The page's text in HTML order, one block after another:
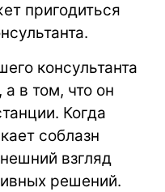
пригодиться
консультанта
в том, что он
Когда
соблазн
взгляд
решений.